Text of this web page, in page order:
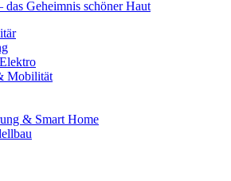
das Geheimnis schöner Haut
Mobilität
& Smart Home